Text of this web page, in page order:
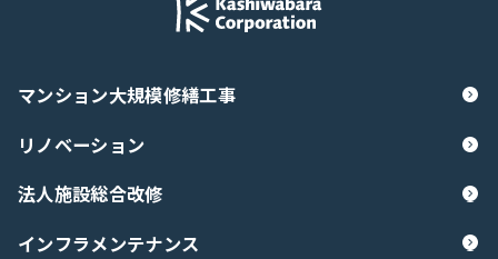
マンション大規模修繕工事
リノベーション
法人施設総合改修
インフラメンテナンス